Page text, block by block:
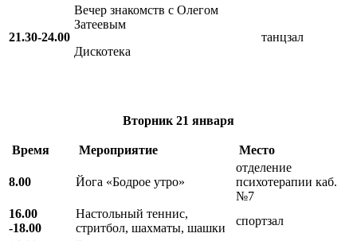
21.30-24.00
Вечер знакомств с Олегом
Затеевым
Дискотека
танцзал
Вторник 21 января
Время Мероприятие Место
8.00 Йога «Бодрое утро»
отделение
психотерапии каб.
№7
16.00
-18.00
Настольный теннис,
стритбол, шахматы, шашки
спортзал